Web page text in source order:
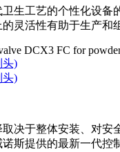
生工艺的个性化设
灵活性有助于生产和
头)
头)
决于整体安装、对安
斯提供的最新一代控